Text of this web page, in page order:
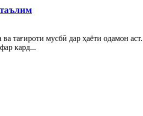
тағироти мусбӣ дар ҳаёти одамон
кард...